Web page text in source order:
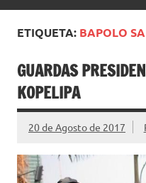
ETIQUETA: BAPOLO
GUARDAS
KOPELIPA
20 de Agosto de 2017